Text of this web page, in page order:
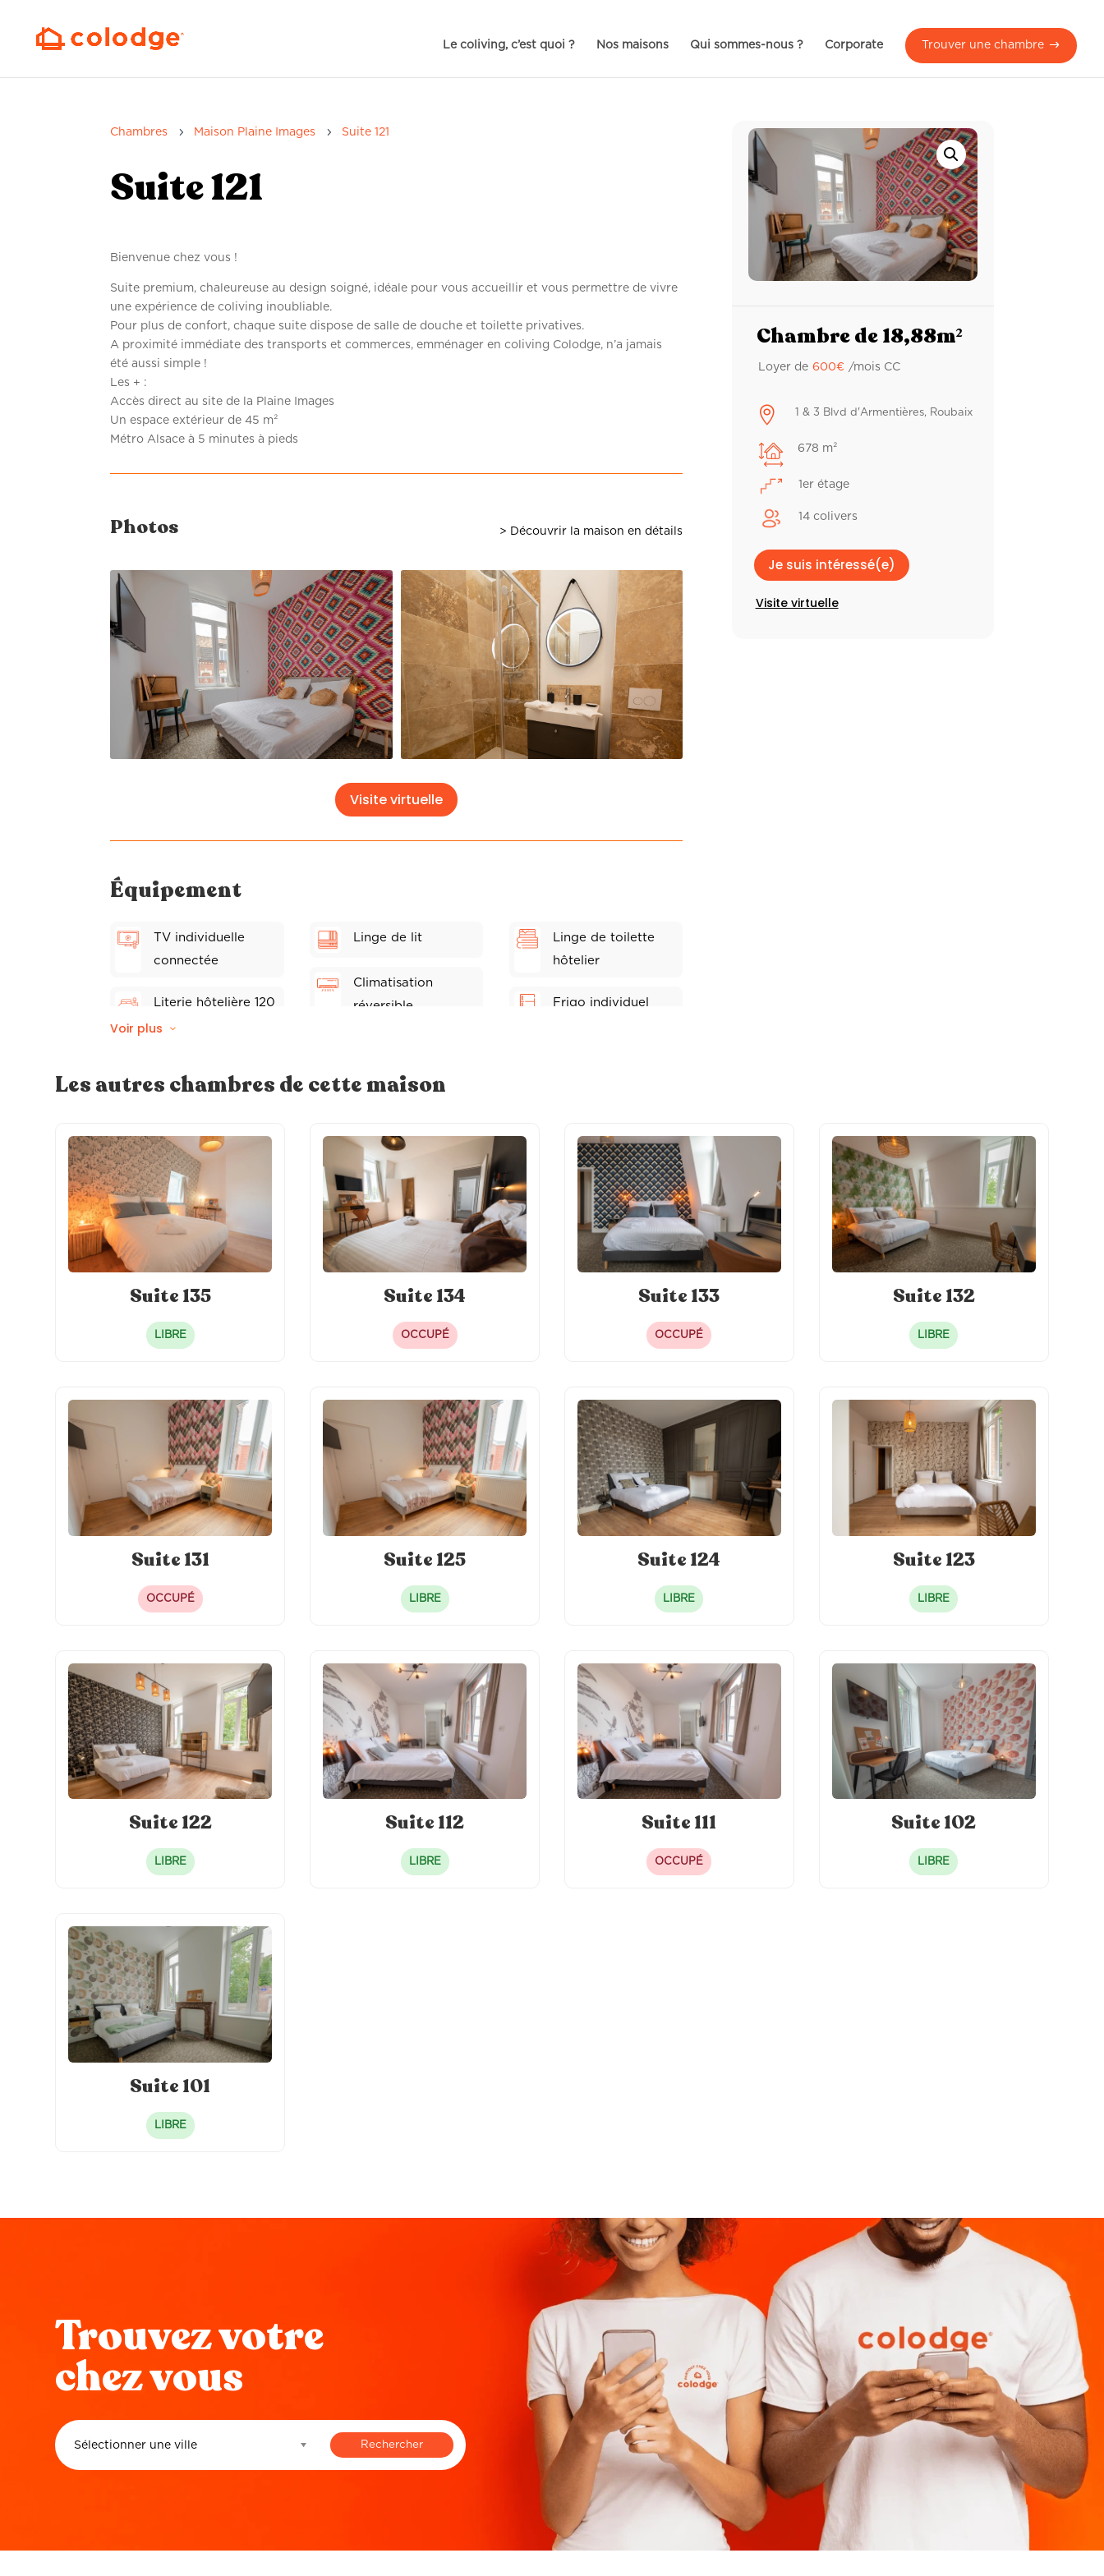
Le coliving, c’est quoi ? Nos maisons Qui sommes-nous ? Corporate Trouver une chambre
Chambres 5 Maison Plaine Images 5 Suite 121
Suite 121
Bienvenue chez vous !
Suite premium, chaleureuse au design soigné, idéale pour vous accueillir et vous permettre de vivre
une expérience de coliving inoubliable.
Pour plus de confort, chaque suite dispose de salle de douche et toilette privatives.
A proximité immédiate des transports et commerces, emménager en coliving Colodge, n’a jamais
été aussi simple !
Les + :
Accès direct au site de la Plaine Images
Un espace extérieur de 45 m²
Métro Alsace à 5 minutes à pieds
Photos > Découvrir la maison en détails
Visite virtuelle
Équipement
TV individuelle
connectée
Literie hôtelière 120
x 200
Linge de lit
Climatisation
réversible
Linge de toilette
hôtelier
Frigo individuel
Voir plus
Chambre de 18,88m²
Loyer de 600€ /mois CC
 1 & 3 Blvd d'Armentières, Roubaix
678 m²
1er étage
14 colivers
Je suis intéressé(e)
Visite virtuelle
Les autres chambres de cette maison
Suite 135
LIBRE
Suite 134
OCCUPÉ
Suite 133
OCCUPÉ
Suite 132
LIBRE
Suite 131
OCCUPÉ
Suite 125
LIBRE
Suite 124
LIBRE
Suite 123
LIBRE
Suite 122
LIBRE
Suite 112
LIBRE
Suite 111
OCCUPÉ
Suite 102
LIBRE
Suite 101
LIBRE
Trouvez votre
chez vous
Sélectionner une ville